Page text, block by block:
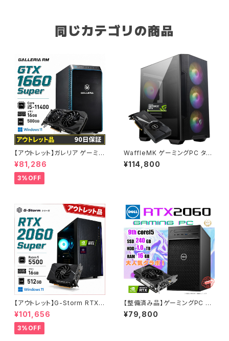
同じカテゴリの商品
【アウトレット】ガレリア ゲーミン
グパソコン GTX 1660 Super
Core i5-11400 メモリ16GB S
SD500GB 90日保証 他メーカ
ー整備済み品
¥81,286
3%OFF
WaffleMK ゲーミングPC タワ
ー型 G-Stormシリーズ AMD
GeForce 16GBメモリ Windo
¥114,800
【アウトレット】G-Storm RTX2
060Super Ryzen5-5500 メ
モリ16GB SSD512GB ゲーミ
ングPC 90日保証
¥101,656
3%OFF
【整備済み品】ゲーミングPC デ
スクトップ DELL Precision 3
630 Tower - Core i5-9500
¥79,800